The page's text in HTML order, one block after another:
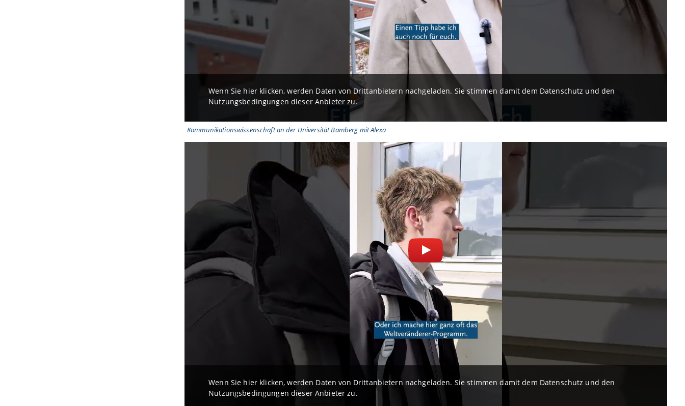
Wenn Sie hier klicken, werden Daten von Drittanbietern nachgeladen. Sie stimmen damit dem Datenschutz und den
Nutzungsbedingungen dieser Anbieter zu.
Kommunikationswissenschaft an der Universität Bamberg mit Alexa
Wenn Sie hier klicken, werden Daten von Drittanbietern nachgeladen. Sie stimmen damit dem Datenschutz und den
Nutzungsbedingungen dieser Anbieter zu.